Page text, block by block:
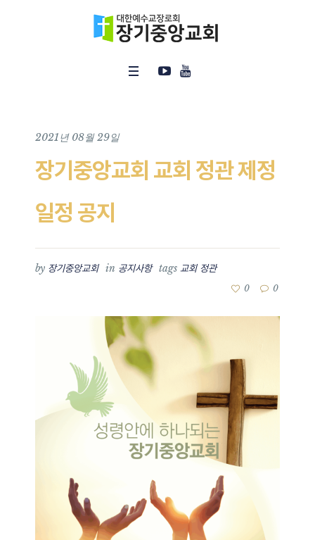
2021년 08월 29일
장기중앙교회 교회 정관 제정
일정 공지
by 장기중앙교회 in 공지사항 tags 교회 정관
0 0